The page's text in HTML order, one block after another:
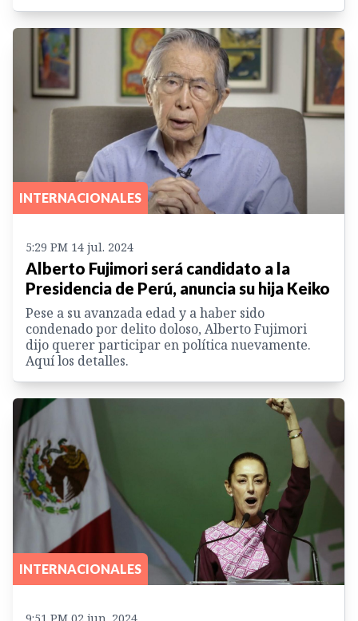
INTERNACIONALES
5:29 PM 14 jul. 2024
Alberto Fujimori será candidato a la
Presidencia de Perú, anuncia su hija Keiko
Pese a su avanzada edad y a haber sido
condenado por delito doloso, Alberto Fujimori
dijo querer participar en política nuevamente.
Aquí los detalles.
INTERNACIONALES
9:51 PM 02 jun. 2024